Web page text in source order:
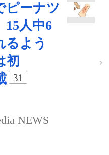
ピーナツ
15人中6
るよう
初
31
NEWS